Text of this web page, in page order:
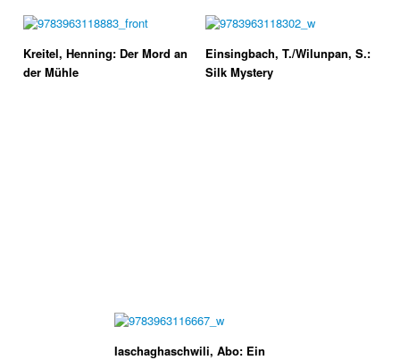
Kreitel, Henning: Der Mord an
der Mühle
Einsingbach, T./Wilunpan, S.:
Silk Mystery
Iaschaghaschwili, Abo: Ein